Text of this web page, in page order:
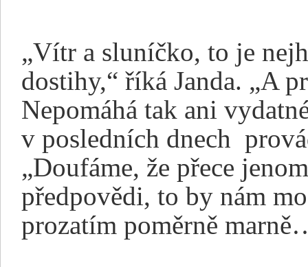
„Vítr a sluníčko, to je
dostihy,“ říká Janda. „A
Nepomáhá tak ani
v posledních dnech
„Doufáme, že přece
předpovědi, to by nám
prozatím poměrně